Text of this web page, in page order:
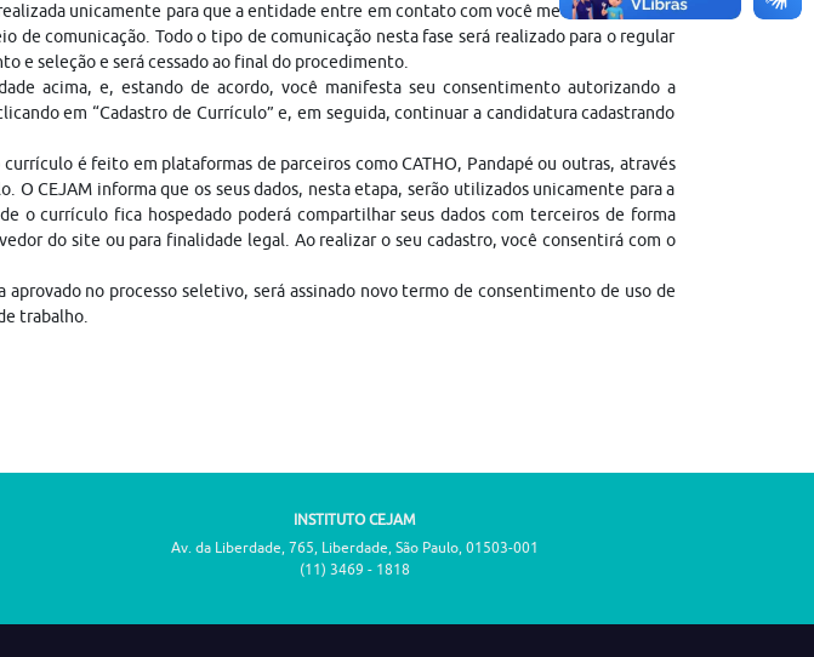
unicamente para que a entidade entre em contato com você mediante contato
de comunicação. Todo o tipo de comunicação nesta fase será realizado para o regular
e seleção e será cessado ao final do procedimento.
acima, e, estando de acordo, você manifesta seu consentimento autorizando a
em “Cadastro de Currículo” e, em seguida, continuar a candidatura cadastrando
é feito em plataformas de parceiros como CATHO, Pandapé ou outras, através
O CEJAM informa que os seus dados, nesta etapa, serão utilizados unicamente para a
o currículo fica hospedado poderá compartilhar seus dados com terceiros de forma
do site ou para finalidade legal. Ao realizar o seu cadastro, você consentirá com o
no processo seletivo, será assinado novo termo de consentimento de uso de
trabalho.
INSTITUTO CEJAM
Av. da Liberdade, 765, Liberdade, São Paulo, 01503-001
(11) 3469 - 1818